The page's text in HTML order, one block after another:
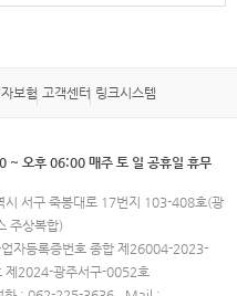
보험 고객센터 링크시스템
오후 06:00 매주 토 일 공휴일 휴무
시 서구 죽봉대로 17번지 103-408호(광
주상복합)
자등록증번호 종합 제26004-2023-
제2024-광주서구-0052호